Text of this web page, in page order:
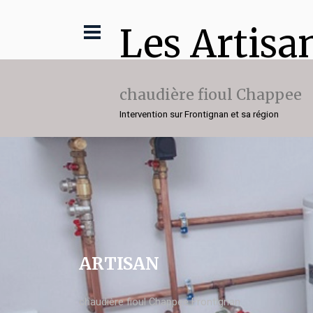
Les
chaudière fioul Chappee
Intervention sur Frontignan et sa région
ARTISAN
chaudière fioul Chappee Frontignan